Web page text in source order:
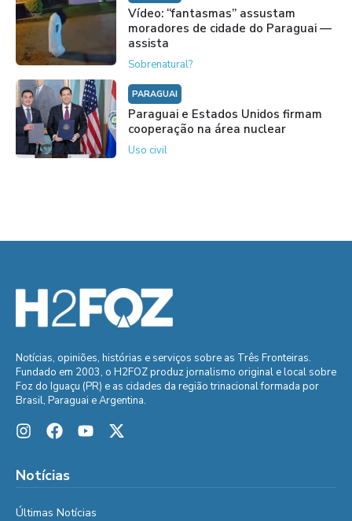
Vídeo: “fantasmas” assustam
moradores de cidade do Paraguai —
assista
Sobrenatural?
PARAGUAI
Paraguai e Estados Unidos firmam
cooperação na área nuclear
Uso civil
Notícias, opiniões, histórias e serviços sobre as Três Fronteiras.
Fundado em 2003, o H2FOZ produz jornalismo original e local sobre
Foz do Iguaçu (PR) e as cidades da região trinacional formada por
Brasil, Paraguai e Argentina.
Notícias
Últimas Notícias